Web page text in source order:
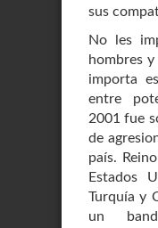
sus
No les
hombres
importa
entre
2001 fue
de
país.
Estados
Turquía y
un